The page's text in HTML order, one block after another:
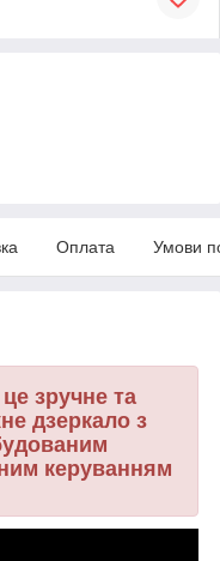
Оплата Умови
зручне та
дзеркало з
керуванням